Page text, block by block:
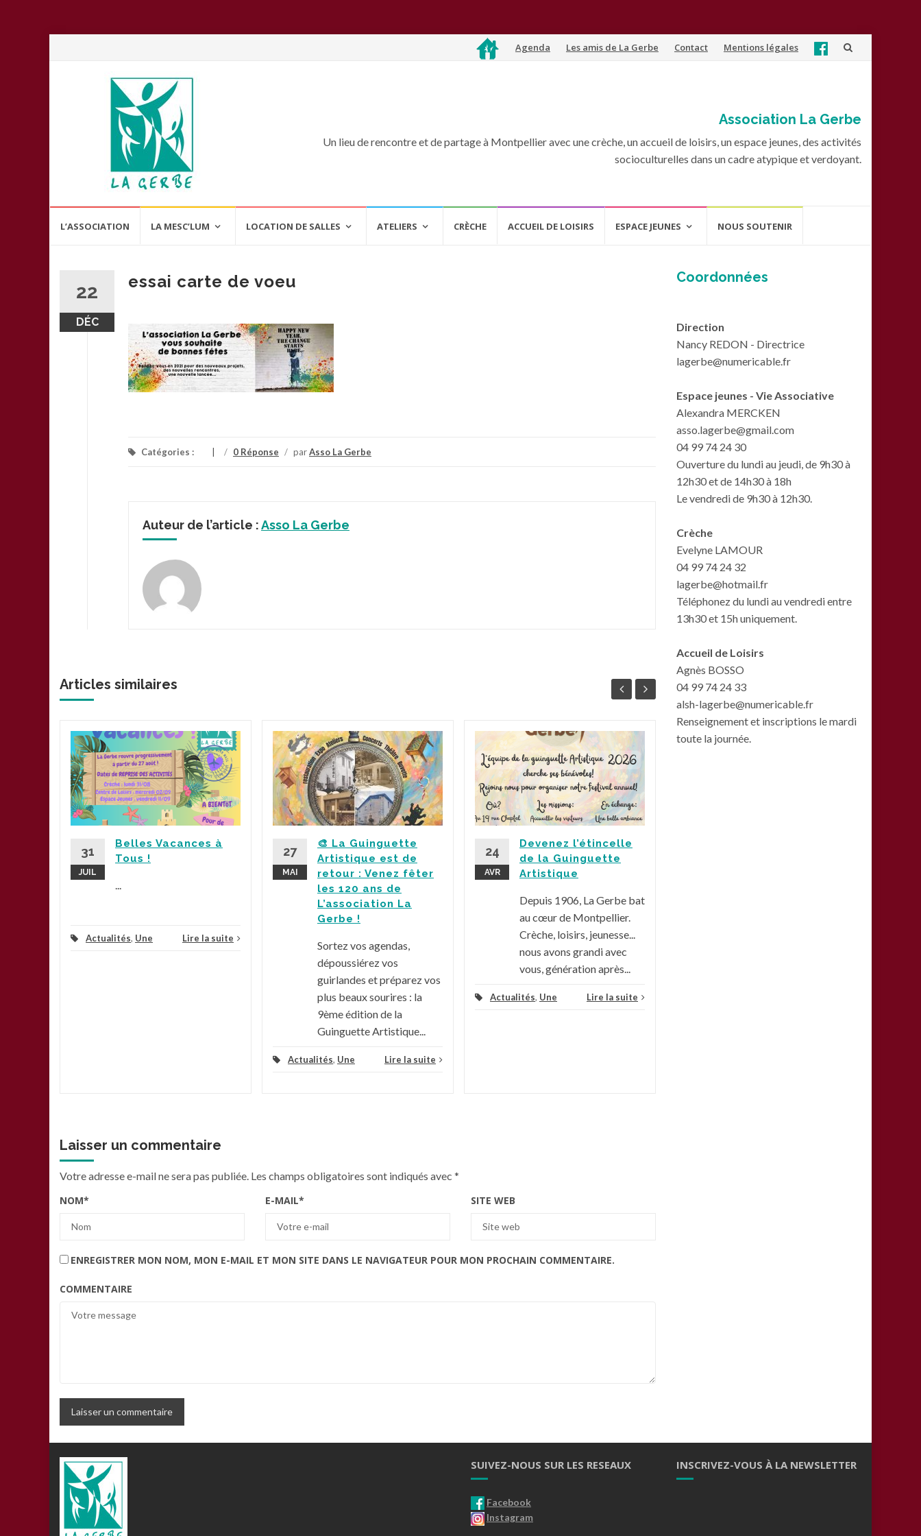
Aller Agenda Les amis de La Gerbe Contact Mentions légales
Association La Gerbe
Un lieu de rencontre et de partage à Montpellier avec une crèche, un accueil de loisirs, un espace jeunes, des activités
socioculturelles dans un cadre atypique et verdoyant.
L’ASSOCIATION LA MESC’LUM LOCATION DE SALLES ATELIERS CRÈCHE ACCUEIL DE LOISIRS ESPACE JEUNES NOUS SOUTENIR
22
DÉC
essai carte de voeu
Catégories : / 0 Réponse / parAsso La Gerbe
Auteur de l’article :Asso La Gerbe
Articles similaires
31
JUIL
Belles Vacances à
Tous !
Actualités, Une Lire la suite
27
MAI
🎨 La Guinguette
Artistique est de
retour : Venez fêter
les 120 ans de
L’association La
Gerbe !
Sortez vos agendas,
dépoussiérez vos
guirlandes et préparez vos
plus beaux sourires : la
9ème édition de la
Guinguette Artistique...
Actualités, Une Lire la suite
24
AVR
Devenez l’étincelle
de la Guinguette
Artistique
Depuis 1906, La Gerbe bat
au cœur de Montpellier.
Crèche, loisirs, jeunesse...
nous avons grandi avec
vous, génération après...
Actualités, Une Lire la suite
Laisser un commentaire
Votre adresse e-mail ne sera pas publiée. Les champs obligatoires sont indiqués avec *
NOM* E-MAIL* SITE WEB
ENREGISTRER MON NOM, MON E-MAIL ET MON SITE DANS LE NAVIGATEUR POUR MON PROCHAIN COMMENTAIRE.
COMMENTAIRE
Coordonnées
Direction
Nancy REDON - Directrice
lagerbe@numericable.fr
Espace jeunes - Vie Associative
Alexandra MERCKEN
asso.lagerbe@gmail.com
04 99 74 24 30
Ouverture du lundi au jeudi, de 9h30 à
12h30 et de 14h30 à 18h
Le vendredi de 9h30 à 12h30.
Crèche
Evelyne LAMOUR
04 99 74 24 32
lagerbe@hotmail.fr
Téléphonez du lundi au vendredi entre
13h30 et 15h uniquement.
Accueil de Loisirs
Agnès BOSSO
04 99 74 24 33
alsh-lagerbe@numericable.fr
Renseignement et inscriptions le mardi
toute la journée.
SUIVEZ-NOUS SUR LES RESEAUX
Facebook
Instagram
INSCRIVEZ-VOUS À LA NEWSLETTER